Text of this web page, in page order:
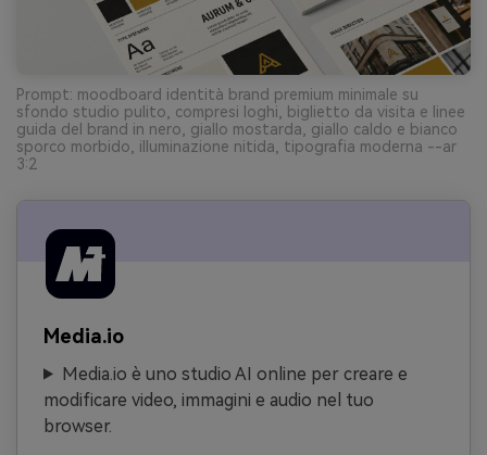
Prompt: moodboard identità brand premium minimale su
sfondo studio pulito, compresi loghi, biglietto da visita e linee
guida del brand in nero, giallo mostarda, giallo caldo e bianco
sporco morbido, illuminazione nitida, tipografia moderna --ar
3:2
Media.io
Media.io è uno studio AI online per creare e
modificare video, immagini e audio nel tuo
browser.